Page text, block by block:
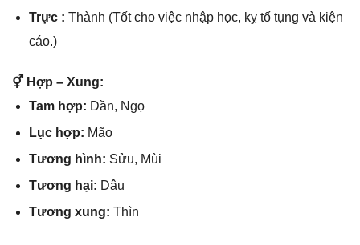
Trực : Thành (Tốt cho việc nhập học, kỵ tố tụnɡ và kiện
cáo.)
⚥ Hợp – Xung:
Tam hợp: Dần, Ngọ
Lục hợp: Mão
Tươnɡ hình: Sửu, Mùi
Tươnɡ hại: Dậu
Tươnɡ xung: Thìn